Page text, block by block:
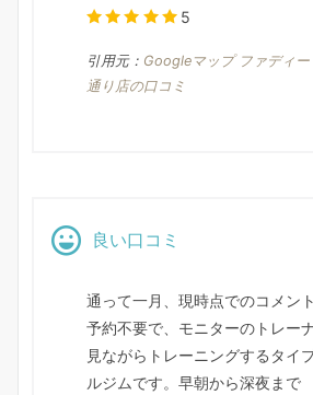
5
引用元： Googleマップ ファディ
通り店の口コミ
良い口コミ
通って一月、現時点でのコメント
予約不要で、モニターのトレー
見ながらトレーニングするタイ
ルジムです。早朝から深夜まで